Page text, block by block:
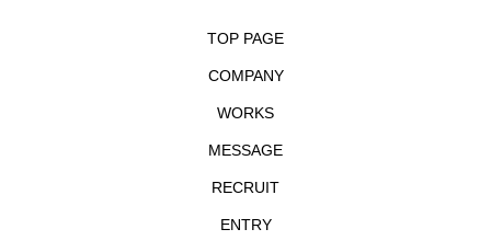
TOP PAGE
COMPANY
WORKS
MESSAGE
RECRUIT
ENTRY